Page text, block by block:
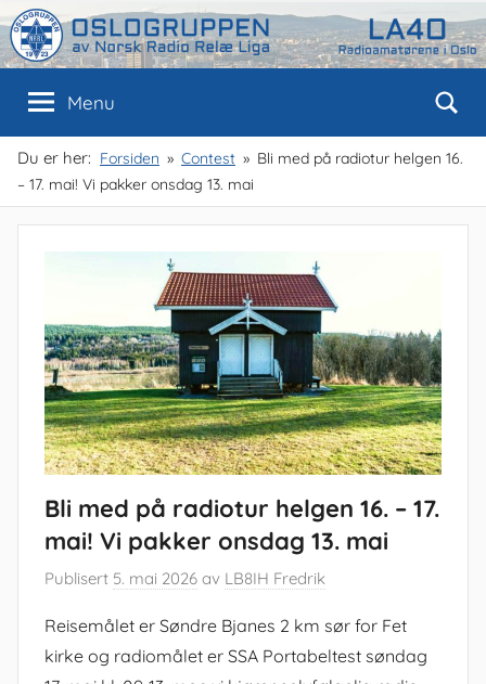
Skip
to
content
Oslogruppen
av
NRRL
Oslo
Menu
Du er her: Forsiden Contest
Bli med på radiotur helgen 16.
– 17. mai! Vi pakker onsdag 13. mai
Bli med på radiotur helgen 16. – 17.
mai! Vi pakker onsdag 13. mai
Publisert 5. mai 2026 av LB8IH Fredrik
Reisemålet er Søndre Bjanes 2 km sør for Fet
kirke og radiomålet er SSA Portabeltest søndag